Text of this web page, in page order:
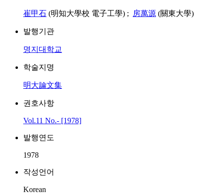
崔甲石 (明知大學校 電子工學) ; 房萬源 (關東大學)
발행기관
명지대학교
학술지명
明大論文集
권호사항
Vol.11 No.- [1978]
발행연도
1978
작성언어
Korean